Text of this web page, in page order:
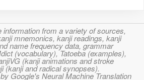
from a variety of sources,
mnemonics, kanji readings, kanji
name frequency data, grammar
(vocabulary), Tatoeba (examples),
(kanji animations and stroke
(kanji and radical synopses).
Google's Neural Machine Translation